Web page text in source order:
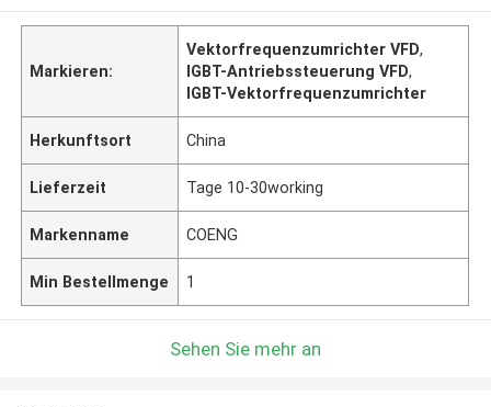
Markieren:
Vektorfrequenzumrichter VFD,
IGBT-Antriebssteuerung VFD,
IGBT-Vektorfrequenzumrichter
Herkunftsort China
Lieferzeit Tage 10-30working
Markenname COENG
Min Bestellmenge 1
Sehen Sie mehr an